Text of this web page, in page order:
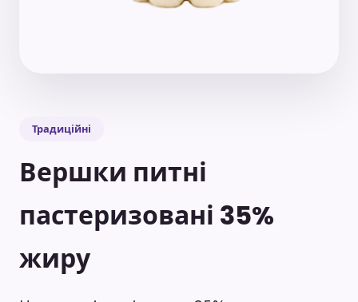
Традиційні
Вершки питні
пастеризовані 35%
жиру